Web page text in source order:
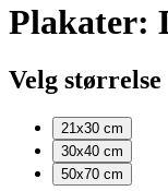
Plakater:
Velg størrelse
21x30 cm
30x40 cm
50x70 cm